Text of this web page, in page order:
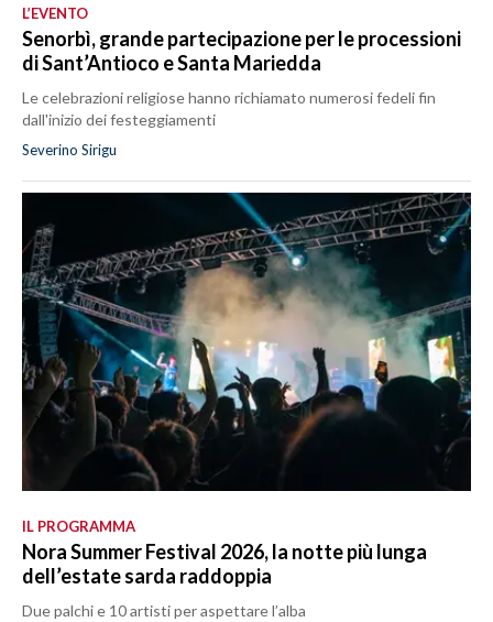
L’EVENTO
Senorbì, grande partecipazione per le processioni
di Sant’Antioco e Santa Mariedda
Le celebrazioni religiose hanno richiamato numerosi fedeli fin
dall'inizio dei festeggiamenti
Severino Sirigu
IL PROGRAMMA
Nora Summer Festival 2026, la notte più lunga
dell’estate sarda raddoppia
Due palchi e 10 artisti per aspettare l’alba